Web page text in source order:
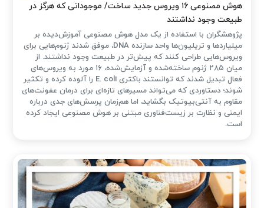
هوش مصنوعی ۱۶ ویروس جدید ساخت/ موجوداتی که هرگز در
طبیعت وجود نداشتند
پژوهشگران با استفاده از یک مدل هوش مصنوعی آموزش‌دیده بر
میلیاردها و تریلیون‌ها واحد سازنده DNA، موفق شدند ژنوم‌هایی برای
ویروس‌هایی طراحی کنند که پیش‌تر در طبیعت وجود نداشتند. از
میان ۲۸۵ ژنوم ساخته‌شده و آزمایش‌شده، ۱۶ مورد به ویروس‌های
فعال تبدیل شدند که توانستند باکتری E. coli را آلوده کرده و تکثیر
شوند؛ دستاوردی که می‌تواند مسیرهای تازه‌ای برای درمان عفونت‌های
مقاوم به آنتی‌بیوتیک بگشاید، اما هم‌زمان پرسش‌های جدی درباره
ایمنی و نظارت بر زیست‌فناوری مبتنی بر هوش مصنوعی ایجاد کرده
است.